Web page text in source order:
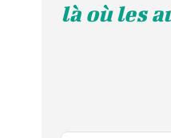
là où les